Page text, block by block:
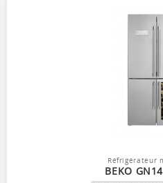
Réfrigérateur
BEKO